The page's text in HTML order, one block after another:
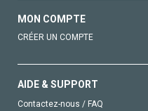
MON COMPTE
CRÉER UN COMPTE
AIDE & SUPPORT
Contactez-nous / FAQ